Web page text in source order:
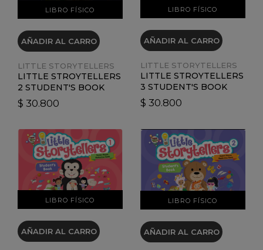
LIBRO FÍSICO
VER DETALLES
AÑADIR AL CARRO
LITTLE STORYTELLERS
LITTLE STROYTELLERS
2 STUDENT'S BOOK
$ 30.800
LIBRO FÍSICO
VER DETALLES
AÑADIR AL CARRO
LITTLE STORYTELLERS
LITTLE STROYTELLERS
3 STUDENT'S BOOK
$ 30.800
LIBRO FÍSICO
VER DETALLES
AÑADIR AL CARRO
LIBRO FÍSICO
VER DETALLES
AÑADIR AL CARRO